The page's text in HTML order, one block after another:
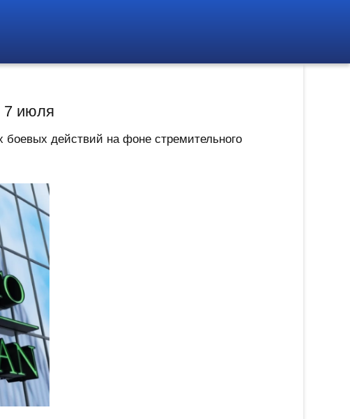
7 июля
действий на фоне стремительного